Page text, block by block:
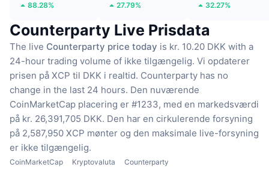
88.28% 27.79% 32.27%
Counterparty Live Prisdata
The live Counterparty price today is kr. 10.20 DKK with a
24-hour trading volume of ikke tilgængelig. Vi opdaterer
prisen på XCP til DKK i realtid. Counterparty has no
change in the last 24 hours. Den nuværende
CoinMarketCap placering er #1233, med en markedsværdi
på kr. 26,391,705 DKK. Den har en cirkulerende forsyning
på 2,587,950 XCP mønter og den maksimale live-forsyning
er ikke tilgængelig.
CoinMarketCap Kryptovaluta Counterparty